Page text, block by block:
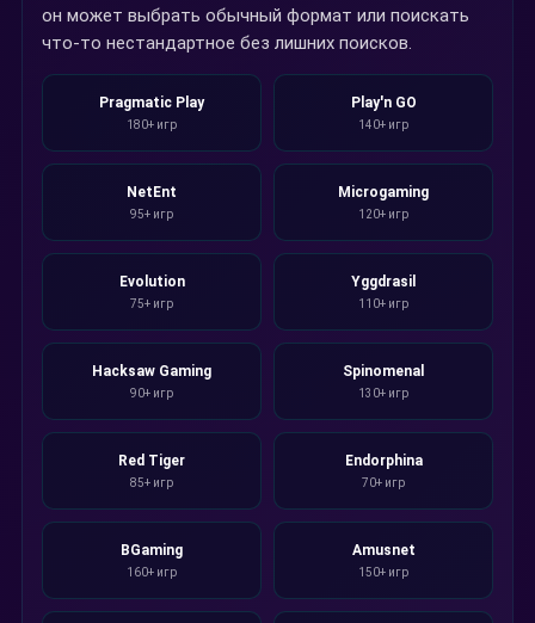
он может выбрать обычный формат или поискать
что-то нестандартное без лишних поисков.
Pragmatic Play
180+ игр
Play'n GO
140+ игр
NetEnt
95+ игр
Microgaming
120+ игр
Evolution
75+ игр
Yggdrasil
110+ игр
Hacksaw Gaming
90+ игр
Spinomenal
130+ игр
Red Tiger
85+ игр
Endorphina
70+ игр
BGaming
160+ игр
Amusnet
150+ игр